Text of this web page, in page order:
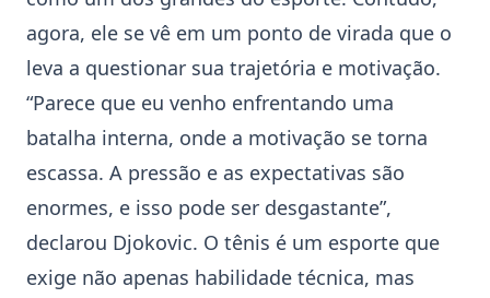
agora, ele se vê em um ponto de virada que o
leva a questionar sua trajetória e motivação.
“Parece que eu venho enfrentando uma
batalha interna, onde a motivação se torna
escassa. A pressão e as expectativas são
enormes, e isso pode ser desgastante”,
declarou Djokovic. O tênis é um esporte que
exige não apenas habilidade técnica, mas